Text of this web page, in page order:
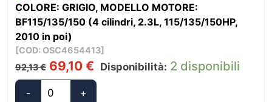
Navigazione
e
Riposo
quantità
COLORE: GRIGIO, MODELLO MOTORE:
BF115/135/150 (4 cilindri, 2.3L, 115/135/150HP,
2010 in poi)
[COD: OSC4654413]
92,13€ Il
prezzo
originale
69,10 €
prezzo
Disponibilità: 2 disponibili
-
Oceansouth
+